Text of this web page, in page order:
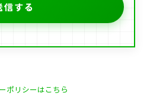
ポリシーはこちら